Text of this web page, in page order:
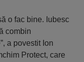
o fac bine. Iubesc
combin
a povestit Ion
Protect, care